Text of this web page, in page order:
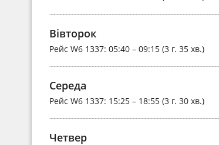
Вівторок
Рейс W6 1337: 05:40 – 09:15 (3 г. 35 хв.)
Середа
Рейс W6 1337: 15:25 – 18:55 (3 г. 30 хв.)
Четвер